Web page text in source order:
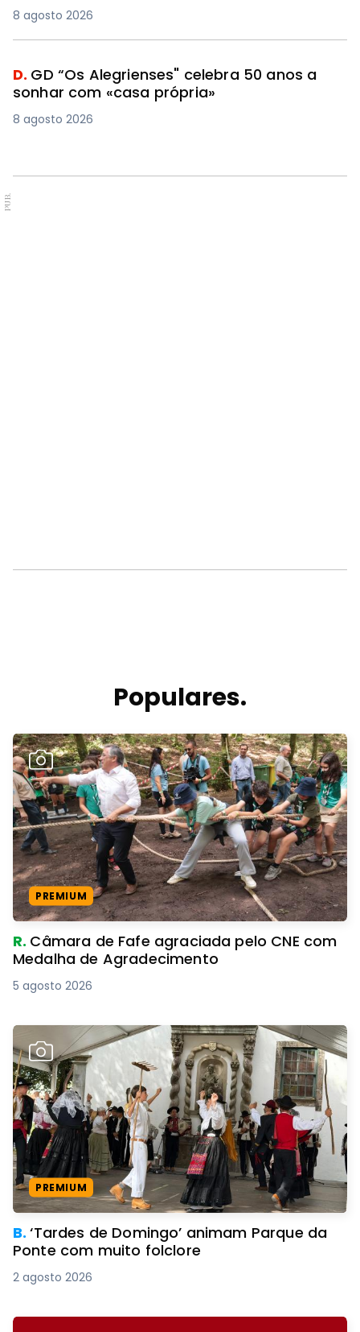
8 agosto 2026
D. GD “Os Alegrienses" celebra 50 anos a
sonhar com «casa própria»
8 agosto 2026
PUB.
Populares.
PREMIUM
R. Câmara de Fafe agraciada pelo CNE com
Medalha de Agradecimento
5 agosto 2026
PREMIUM
B.‘Tardes de Domingo’ animam Parque da
Ponte com muito folclore
2 agosto 2026